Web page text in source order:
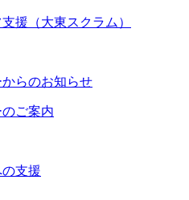
援（大東スクラム）
らのお知らせ
ご案内
支援